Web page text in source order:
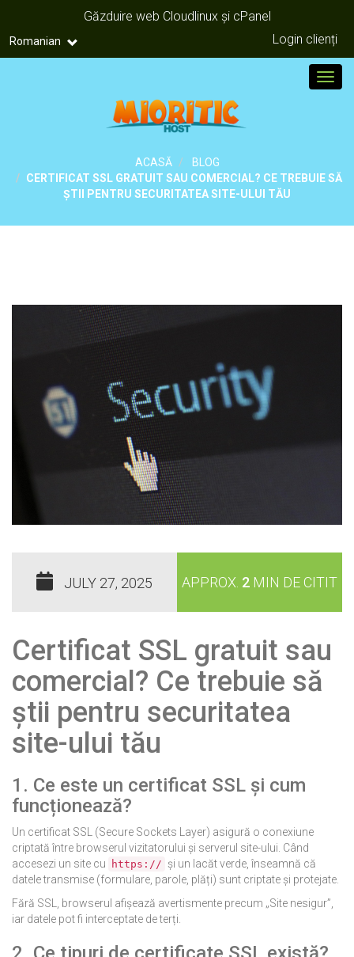
Găzduire web Cloudlinux și cPanel
Romanian Login clienți
ACASĂ
BLOG
CERTIFICAT SSL GRATUIT SAU COMERCIAL? CE TREBUIE SĂ
ȘTII PENTRU SECURITATEA SITE-ULUI TĂU
JULY 27, 2025 APPROX. 2 MIN DE CITIT
Certificat SSL gratuit sau
comercial? Ce trebuie să
știi pentru securitatea
site-ului tău
1. Ce este un certificat SSL și cum
funcționează?
Un certificat SSL (Secure Sockets Layer) asigură o conexiune
criptată între browserul vizitatorului și serverul site-ului. Când
accesezi un site cu
https:// și un lacăt verde, înseamnă că
datele transmise (formulare, parole, plăți) sunt criptate și protejate.
Fără SSL, browserul afișează avertismente precum „Site nesigur”,
iar datele pot fi interceptate de terți.